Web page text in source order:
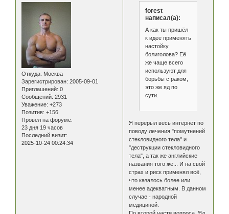
Откуда: Москва
Зарегистрирован: 2005-09-01
Приглашений: 0
Сообщений: 2931
Уважение: +273
Позитив: +156
Провел на форуме:
23 дня 19 часов
Последний визит:
2025-10-24 00:24:34
forest
написал(а):
А как ты пришёл
к идее применять
настойку
болиголова? Её
же чаще всего
используют для
борьбы с раком,
это же яд по
сути.
Я перерыл весь интернет по
поводу лечения "помутнений
стекловидного тела" и
"деструкции стекловидного
тела", а так же английские
названия того же... И на свой
страх и риск применял всё,
что казалось более или
менее адекватным. В данном
случае - народной
медициной.